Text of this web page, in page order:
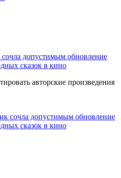
допустимым обновление
сказок в кино
авторские произведения